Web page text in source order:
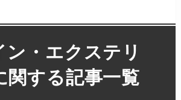
ン・エクステリ
関する記事一覧